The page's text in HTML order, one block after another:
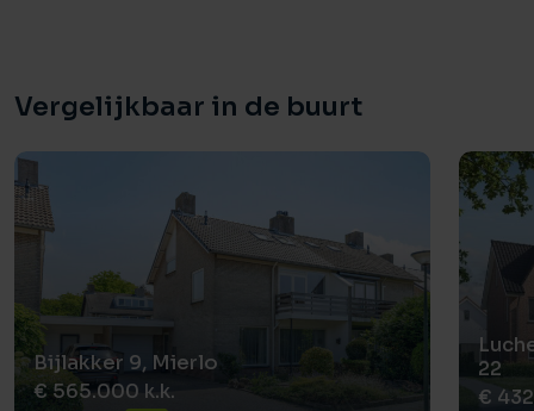
Vergelijkbaar in de buurt
Bijlakker 9, Mierlo
€ 565.000 k.k.
22
€